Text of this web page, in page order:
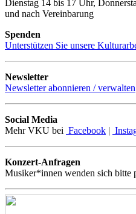
Dienstag 14 bis 17 Uhr,
und nach Vereinbarung
Spenden
Unterstützen Sie unsere
Newsletter
Newsletter abonnieren / verwalten
Social Media
Mehr VKU bei Facebook |
Konzert-Anfragen
Musiker*innen wenden sich bitte